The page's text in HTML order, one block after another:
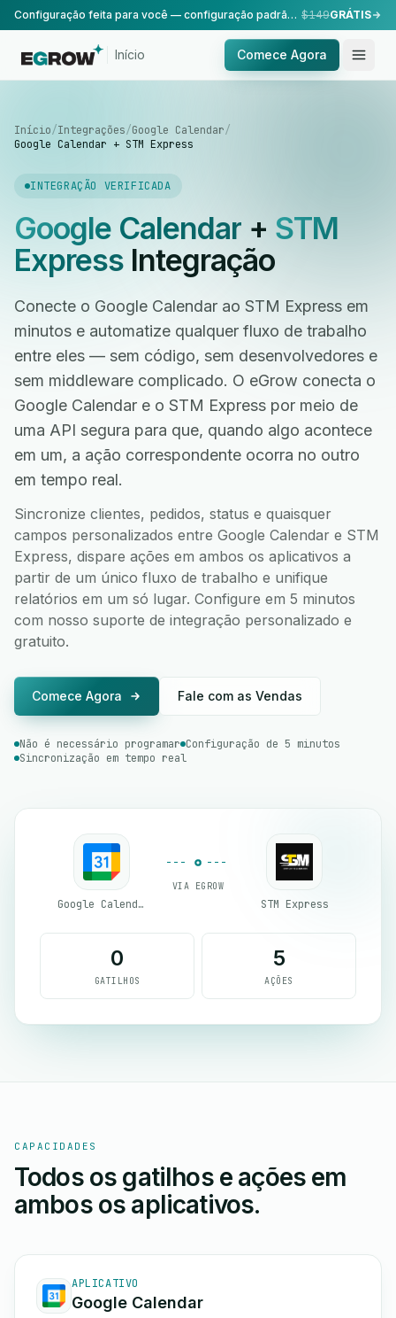
Configuração feita para você — configuração padrão, realizada pela nossa equipe. $149GRÁTIS
Início Comece Agora
Início/Integrações/Google Calendar/
Google Calendar + STM Express
INTEGRAÇÃO VERIFICADA
Google Calendar+ STM
ExpressIntegração
Conecte o Google Calendar ao STM Express em
minutos e automatize qualquer fluxo de trabalho
entre eles — sem código, sem desenvolvedores e
sem middleware complicado. O eGrow conecta o
Google Calendar e o STM Express por meio de
uma API segura para que, quando algo acontece
em um, a ação correspondente ocorra no outro
em tempo real.
Sincronize clientes, pedidos, status e quaisquer
campos personalizados entre Google Calendar e STM
Express, dispare ações em ambos os aplicativos a
partir de um único fluxo de trabalho e unifique
relatórios em um só lugar. Configure em 5 minutos
com nosso suporte de integração personalizado e
gratuito.
Comece Agora Fale com as Vendas
Não é necessário programar Configuração de 5 minutos
Sincronização em tempo real
Google Calendar
VIA EGROW
STM Express
0
GATILHOS
5
AÇÕES
CAPACIDADES
Todos os gatilhos e ações em
ambos os aplicativos.
APLICATIVO
Google Calendar